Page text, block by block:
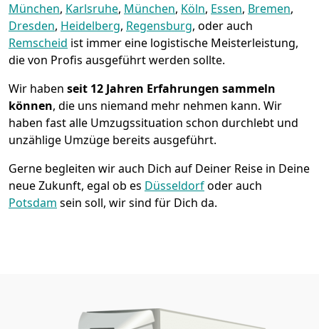
München, Karlsruhe, München, Köln, Essen, Bremen,
Dresden, Heidelberg, Regensburg, oder auch
Remscheid ist immer eine logistische Meisterleistung,
die von Profis ausgeführt werden sollte.
Wir haben seit 12 Jahren Erfahrungen sammeln
können, die uns niemand mehr nehmen kann. Wir
haben fast alle Umzugssituation schon durchlebt und
unzählige Umzüge bereits ausgeführt.
Gerne begleiten wir auch Dich auf Deiner Reise in Deine
neue Zukunft, egal ob es Düsseldorfoder auch
Potsdam sein soll, wir sind für Dich da.